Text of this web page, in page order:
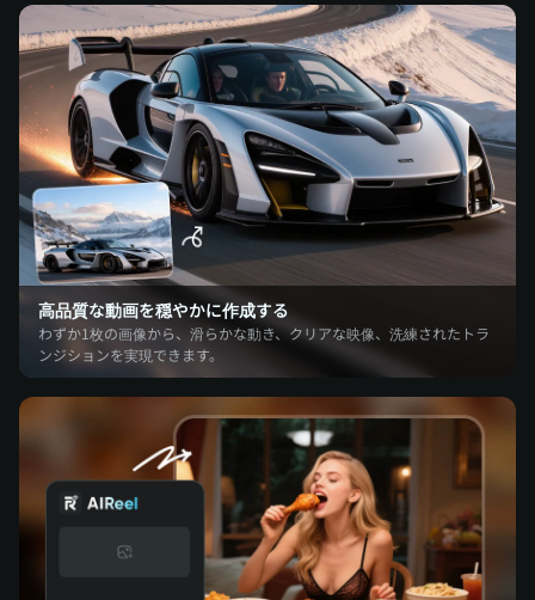
高品質な動画を穏やかに作成する
わずか1枚の画像から、滑らかな動き、クリアな映像、洗練されたトラ
ンジションを実現できます。